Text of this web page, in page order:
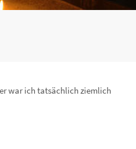
war ich tatsächlich ziemlich